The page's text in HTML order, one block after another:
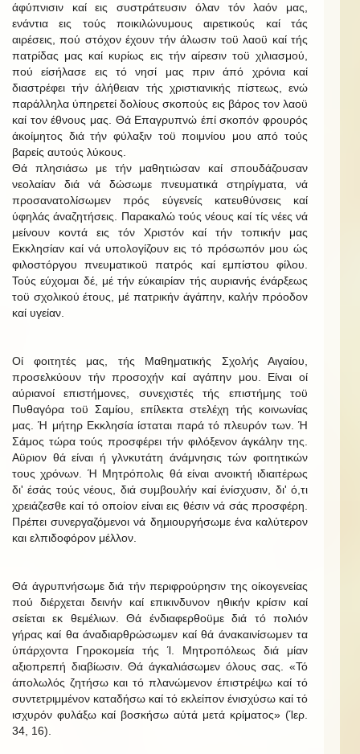
άφύπνισιν καί εις συστράτευσιν όλαν τόν λαόν μας,
ενάντια εις τούς ποικιλώνυμους αιρετικούς καί τάς
αιρέσεις, πού στόχον έχουν τήν άλωσιν τοϋ λαοϋ καί τής
πατρίδας μας καί κυρίως εις τήν αίρεσιν τοϋ χιλιασμού,
πού είσήλασε εις τό νησί μας πριν άπό χρόνια καί
διαστρέφει τήν άλήθειαν τής χριστιανικής πίστεως, ενώ
παράλληλα ύπηρετεί δολίους σκοπούς εις βάρος τον λαοϋ
καί τον έθνους μας. Θά Επαγρυπνώ έπί σκοπόν φρουρός
άκοίμητος διά τήν φύλαξιν τοϋ ποιμνίου μου από τούς
βαρείς αυτούς λύκους.
Θά πλησιάσω με τήν μαθητιώσαν καί σπουδάζουσαν
νεολαίαν διά νά δώσωμε πνευματικά στηρίγματα, νά
προσανατολίσωμεν πρός εύγενείς κατευθύνσεις καί
ύφηλάς άναζητήσεις. Παρακαλώ τούς νέους καί τίς νέες νά
μείνουν κοντά εις τόν Χριστόν καί τήν τοπικήν μας
Εκκλησίαν καί νά υπολογίζουν εις τό πρόσωπόν μου ώς
φιλοστόργου πνευματικοϋ πατρός καί εμπίστου φίλου.
Τούς εύχομαι δέ, μέ τήν εύκαιρίαν τής αυριανής ένάρξεως
τοϋ σχολικού έτους, μέ πατρικήν άγάπην, καλήν πρόοδον
καί υγείαν.
Οί φοιτητές μας, τής Μαθηματικής Σχολής Αιγαίου,
προσελκύουν τήν προσοχήν καί αγάπην μου. Είναι οί
αύριανοί επιστήμονες, συνεχιστές τής επιστήμης τοϋ
Πυθαγόρα τοϋ Σαμίου, επίλεκτα στελέχη τής κοινωνίας
μας. Ή μήτηρ Εκκλησία ίσταται παρά τό πλευρόν των. Ή
Σάμος τώρα τούς προσφέρει τήν φιλόξενον άγκάλην της.
Αϋριον θά είναι ή γλνκυτάτη άνάμνησις τών φοιτητικών
τους χρόνων. Ή Μητρόπολις θά είναι ανοικτή ιδιαιτέρως
δι' έσάς τούς νέους, διά συμβουλήν καί ένίσχυσιν, δι' ό,τι
χρειάζεσθε καί τό οποίον είναι εις θέσιν νά σάς προσφέρη.
Πρέπει συνεργαζόμενοι νά δημιουργήσωμε ένα καλύτερον
και ελπιδοφόρον μέλλον.
Θά άγρυπνήσωμε διά τήν περιφρούρησιν της οίκογενείας
πού διέρχεται δεινήν καί επικινδυνον ηθικήν κρίσιν καί
σείεται εκ θεμέλιων. Θά ένδιαφερθοϋμε διά τό πολιόν
γήρας καί θα άναδιαρθρώσωμεν καί θά άνακαινίσωμεν τα
ύπάρχοντα Γηροκομεία τής Ί. Μητροπόλεως διά μίαν
αξιοπρεπή διαβίωσιν. Θά άγκαλιάσωμεν όλους σας. «Τό
άπολωλός ζητήσω και τό πλανώμενον έπιστρέψω καί τό
συντετριμμένον καταδήσω καί τό εκλείπον ένισχύσω καί τό
ισχυρόν φυλάξω καί βοσκήσω αύτά μετά κρίματος» (Ίερ.
34, 16).